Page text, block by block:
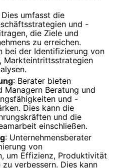
Dies umfasst die
und -
die Ziele und
zu erreichen.
bei der Identifizierung von
Markteintrittsstrategien
: Berater bieten
Managern Beratung und
und -
Dies kann die
und die
einschließen.
: Unternehmensberater
von
um Effizienz, Produktivität
verbessern. Dies kann